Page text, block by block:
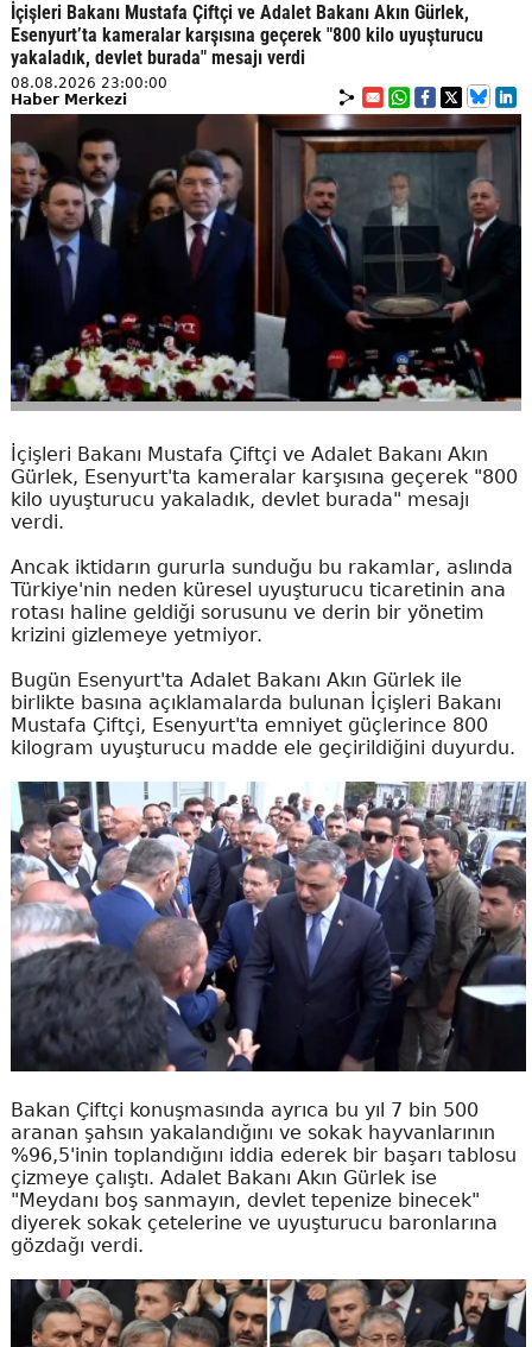
İçişleri Bakanı Mustafa Çiftçi ve Adalet Bakanı Akın Gürlek,
Esenyurt’ta kameralar karşısına geçerek "800 kilo uyuşturucu
yakaladık, devlet burada" mesajı verdi
08.08.2026 23:00:00
Haber Merkezi
İçişleri Bakanı Mustafa Çiftçi ve Adalet Bakanı Akın
Gürlek, Esenyurt'ta kameralar karşısına geçerek "800
kilo uyuşturucu yakaladık, devlet burada" mesajı
verdi.
Ancak iktidarın gururla sunduğu bu rakamlar, aslında
Türkiye'nin neden küresel uyuşturucu ticaretinin ana
rotası haline geldiği sorusunu ve derin bir yönetim
krizini gizlemeye yetmiyor.
Bugün Esenyurt'ta Adalet Bakanı Akın Gürlek ile
birlikte basına açıklamalarda bulunan İçişleri Bakanı
Mustafa Çiftçi, Esenyurt'ta emniyet güçlerince 800
kilogram uyuşturucu madde ele geçirildiğini duyurdu.
Bakan Çiftçi konuşmasında ayrıca bu yıl 7 bin 500
aranan şahsın yakalandığını ve sokak hayvanlarının
%96,5'inin toplandığını iddia ederek bir başarı tablosu
çizmeye çalıştı. Adalet Bakanı Akın Gürlek ise
"Meydanı boş sanmayın, devlet tepenize binecek"
diyerek sokak çetelerine ve uyuşturucu baronlarına
gözdağı verdi.